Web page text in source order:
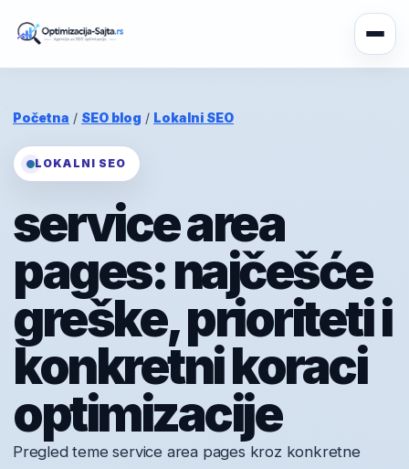
Početna / SEO blog / Lokalni SEO
LOKALNI SEO
service area
pages: najčešće
greške, prioriteti i
konkretni koraci
optimizacije
Pregled teme service area pages kroz konkretne